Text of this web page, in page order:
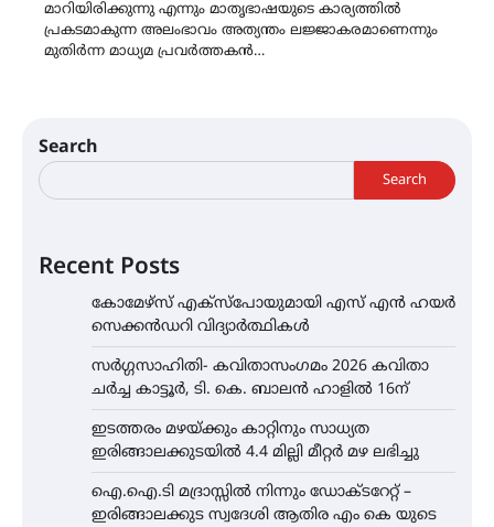
മാറിയിരിക്കുന്നു എന്നും മാതൃഭാഷയുടെ കാര്യത്തിൽ
പ്രകടമാകുന്ന അലംഭാവം അത്യന്തം ലജ്ജാകരമാണെന്നും
മുതിർന്ന മാധ്യമ പ്രവർത്തകൻ…
Search
Search
Recent Posts
കോമേഴ്സ് എക്സ്പോയുമായി എസ് എൻ ഹയർ
സെക്കൻഡറി വിദ്യാർത്ഥികൾ
സർഗ്ഗസാഹിതി- കവിതാസംഗമം 2026 കവിതാ
ചർച്ച കാട്ടൂർ, ടി. കെ. ബാലൻ ഹാളിൽ 16ന്
ഇടത്തരം മഴയ്ക്കും കാറ്റിനും സാധ്യത
ഇരിങ്ങാലക്കുടയിൽ 4.4 മില്ലി മീറ്റർ മഴ ലഭിച്ചു
ഐ.ഐ.ടി മദ്രാസ്സിൽ നിന്നും ഡോക്ടറേറ്റ് –
ഇരിങ്ങാലക്കുട സ്വദേശി ആതിര എം കെ യുടെ